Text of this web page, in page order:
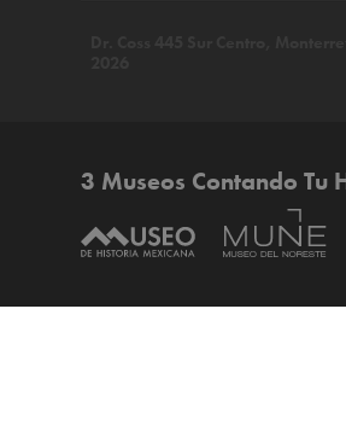
3 Museos Contando Tu